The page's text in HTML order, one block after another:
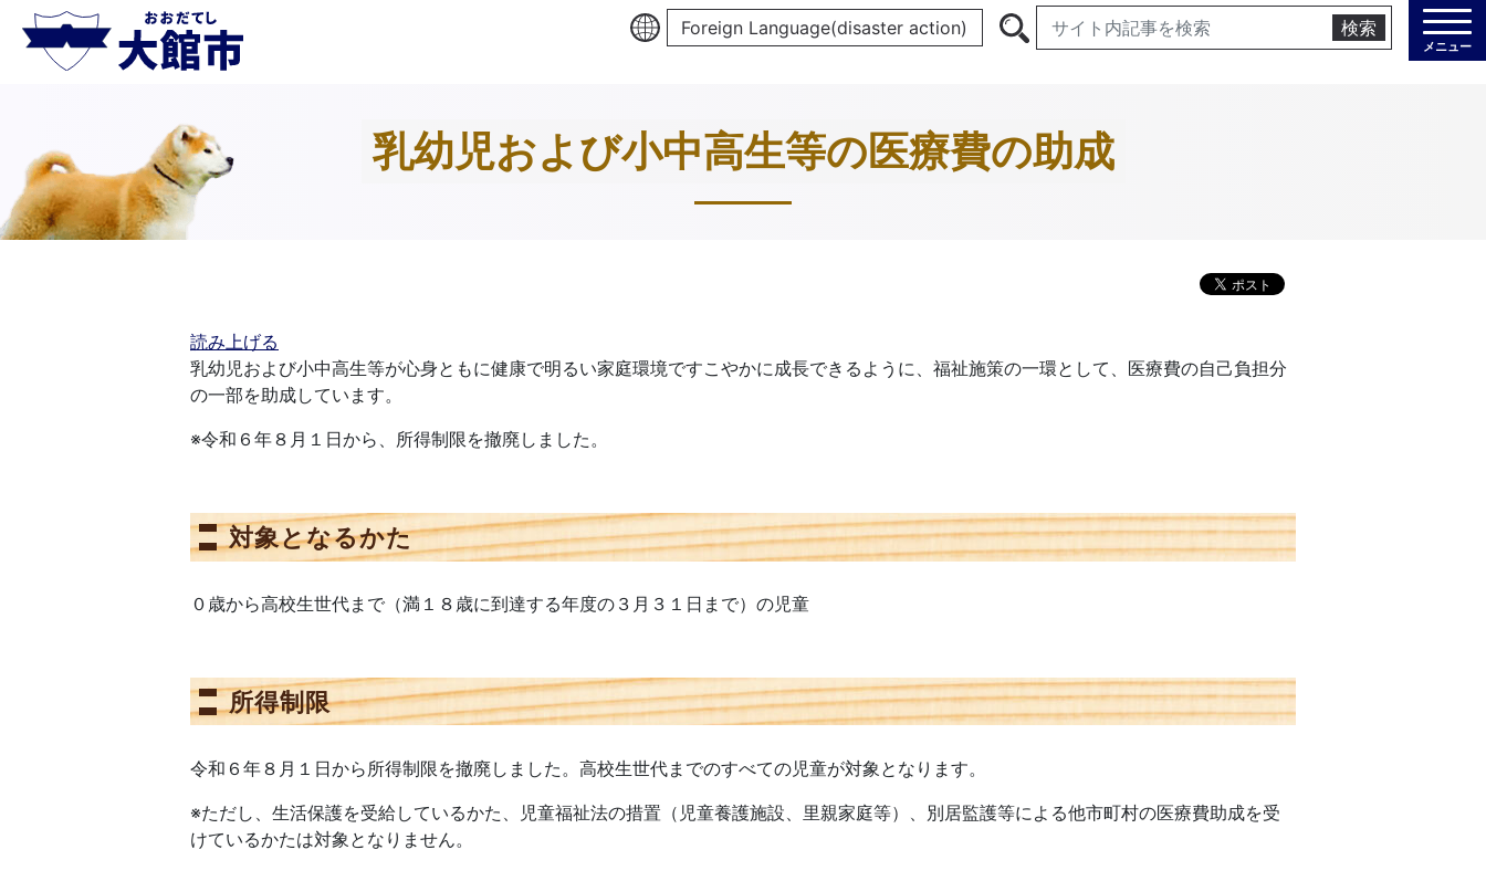
Foreign Language(disaster action) 検索
メニュー
乳幼児および小中高生等の医療費の助成
読み上げる
乳幼児および小中高生等が心身ともに健康で明るい家庭環境ですこやかに成長できるように、福祉施策の一環として、医療費の自己負担分
の一部を助成しています。
※令和６年８月１日から、所得制限を撤廃しました。
対象となるかた
０歳から高校生世代まで（満１８歳に到達する年度の３月３１日まで）の児童
所得制限
令和６年８月１日から所得制限を撤廃しました。高校生世代までのすべての児童が対象となります。
※ただし、生活保護を受給しているかた、児童福祉法の措置（児童養護施設、里親家庭等）、別居監護等による他市町村の医療費助成を受
けているかたは対象となりません。